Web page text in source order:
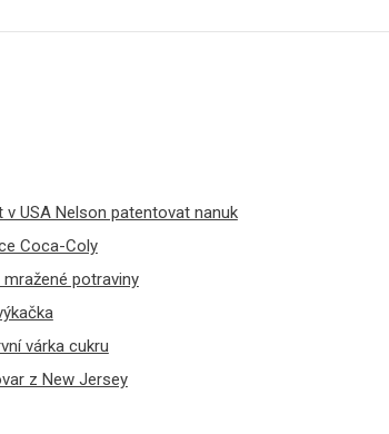
USA Nelson patentovat nanuk
Coca-Coly
potraviny
várka cukru
z New Jersey